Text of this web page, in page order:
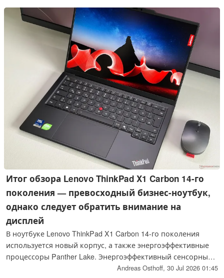
время. В нашем обзоре мы рассказываем, в чём
превосходит эта флагманская модель, и на какие
компромиссы придётся пойти покупателям.
Итог обзора Lenovo ThinkPad X1 Carbon 14-го
поколения — превосходный бизнес-ноутбук,
однако следует обратить внимание на
дисплей
В ноутбуке Lenovo ThinkPad X1 Carbon 14-го поколения
используется новый корпус, а также энергоэффективные
процессоры Panther Lake. Энергоэффективный сенсорный
IPS-экран обеспечивает впечатляющее время автономной
Andreas Osthoff, 30 Jul 2026 01:45